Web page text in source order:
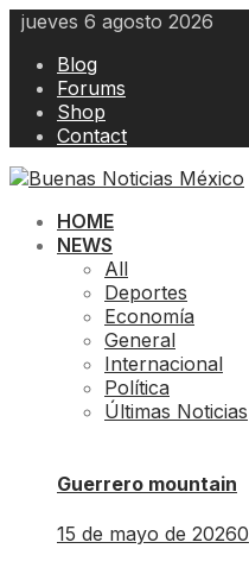
Skip
content
jueves 6 agosto 2026
Blog
Forums
Shop
Contact
HOME
NEWS
All
Deportes
Economía
General
Internacional
Política
Últimas Noticias
Guerrero mountain
15 de mayo de 20260